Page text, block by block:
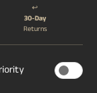
↩️
30-Day
Returns